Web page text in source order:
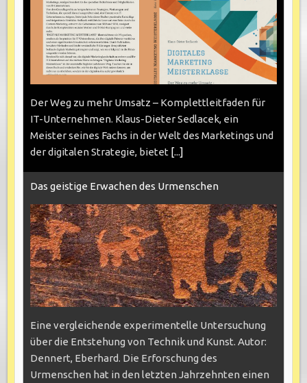
Der Weg zu mehr Umsatz – Komplettleitfaden für
IT-Unternehmen. Klaus-Dieter Sedlacek, ein
Meister seines Fachs in der Welt des Marketings und
der digitalen Strategie, bietet [...]
Das geistige Erwachen des Urmenschen
Eine vergleichende experimentelle Untersuchung
über die Entstehung von Technik und Kunst. Autor:
Dennert, Eberhard. Die Erforschung des
Urmenschen hat in den letzten Jahrzehnten einen